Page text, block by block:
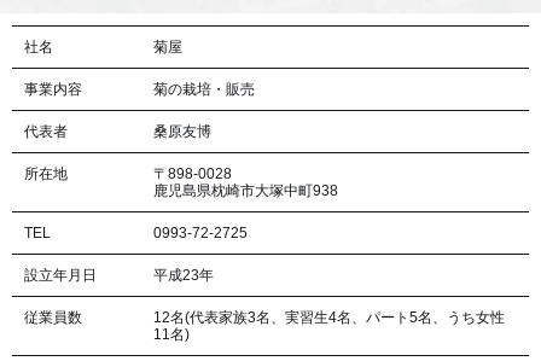
社名 菊屋
事業内容 菊の栽培・販売
代表者 桑原友博
所在地
〒898-0028
鹿児島県枕崎市大塚中町938
TEL 0993-72-2725
設立年月日 平成23年
従業員数
12名(代表家族3名、実習生4名、パート5名、うち女性
11名)